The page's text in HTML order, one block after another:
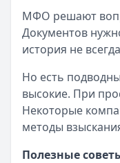
МФО решают
Документов
история не
Но есть
высокие. При
Некоторые
методы
Полезные